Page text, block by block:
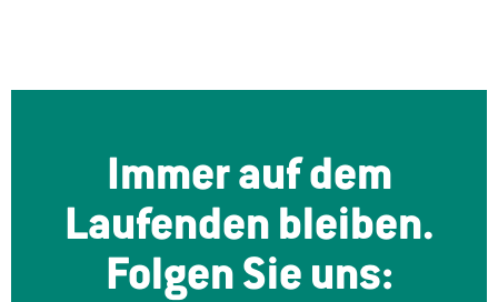
Immer auf dem
Laufenden bleiben.
Folgen Sie uns: